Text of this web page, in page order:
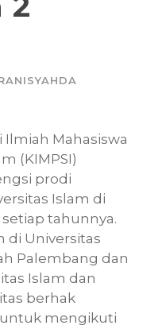
Ilmiah Mahasiswa
(KIMPSI)
prodi
Islam di
tahunnya.
di Universitas
Palembang dan
Islam dan
berhak
mengikuti